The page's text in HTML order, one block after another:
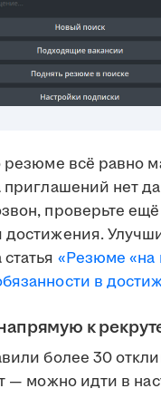
резюме всё равно
приглашений нет
проверьте ещё
«Резюме «на
в
к
более 30
— можно идти в